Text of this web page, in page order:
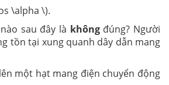
\alpha \).
sau đây là khôngđúng? Người
tồn tại xung quanh dây dẫn mang
một hạt mang điện chuyển động